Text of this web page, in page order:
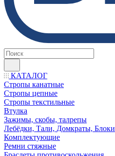
КАТАЛОГ
Стропы канатные
Стропы цепные
Стропы текстильные
Втулка
Зажимы, скобы, талрепы
Лебёдки, Тали, Домкраты, Блоки
Комплектующие
Ремни стяжные